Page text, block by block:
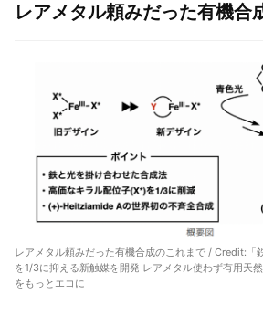
レアメタル頼みだった有機合
レアメタル頼みだった有機合成のこれまで / Credit:
を1/3に抑える新触媒を開発 レアメタル使わず有用天
をもっとエコに